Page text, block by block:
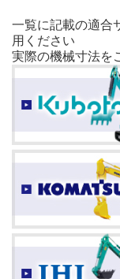
一覧に記載の適合
用ください
実際の機械寸法を